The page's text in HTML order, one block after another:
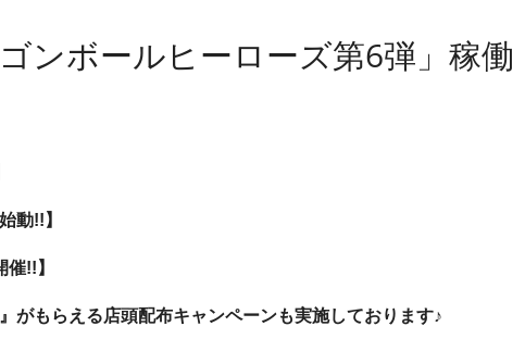
ンボールヒーローズ第6弾」稼働
動!!】
!!】
がもらえる店頭配布キャンペーンも実施しております♪